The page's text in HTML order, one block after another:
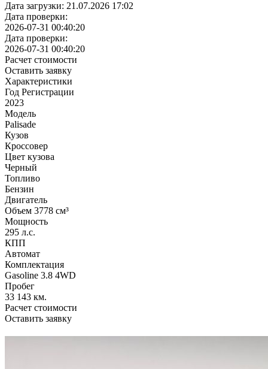
Дата загрузки: 21.07.2026 17:02
Дата проверки:
2026-07-31 00:40:20
Дата проверки:
2026-07-31 00:40:20
Расчет стоимости
Оставить заявку
Характеристики
Год Регистрации
2023
Модель
Palisade
Кузов
Кроссовер
Цвет кузова
Черный
Топливо
Бензин
Двигатель
Объем 3778 см³
Мощность
295 л.с.
КПП
Автомат
Комплектация
Gasoline 3.8 4WD
Пробег
33 143 км.
Расчет стоимости
Оставить заявку